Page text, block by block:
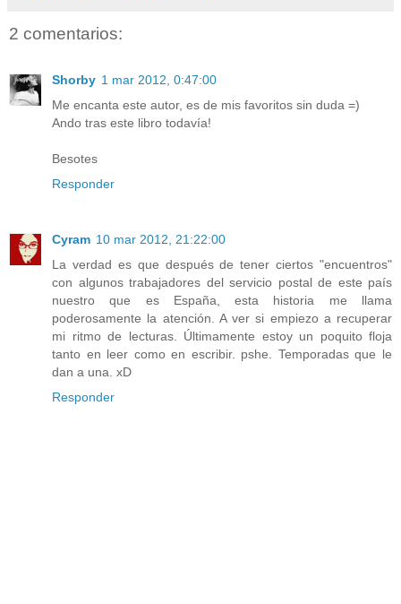
2 comentarios:
Shorby 1 mar 2012, 0:47:00
Me encanta este autor, es de mis favoritos sin duda =)
Ando tras este libro todavía!
Besotes
Responder
Cyram 10 mar 2012, 21:22:00
La verdad es que después de tener ciertos "encuentros"
con algunos trabajadores del servicio postal de este país
nuestro que es España, esta historia me llama
poderosamente la atención. A ver si empiezo a recuperar
mi ritmo de lecturas. Últimamente estoy un poquito floja
tanto en leer como en escribir. pshe. Temporadas que le
dan a una. xD
Responder